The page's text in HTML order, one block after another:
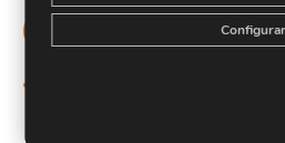
6.
Conocer los aspectos sobre
laborales en este entorno.
7.
Configurar